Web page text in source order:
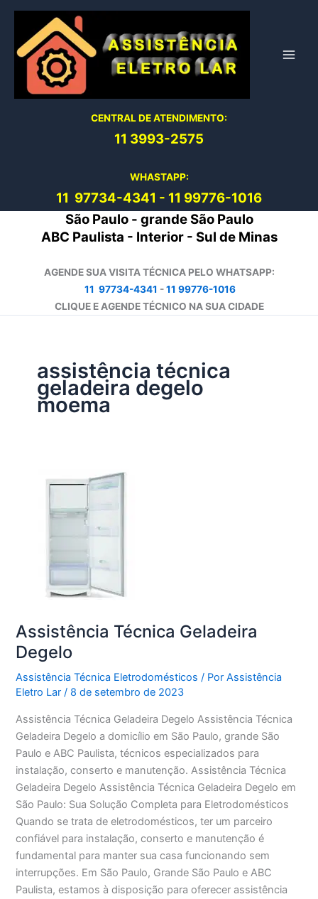
conteúdo
CENTRAL DE ATENDIMENTO:
11 3993-2575
WHASTAPP:
11 97734-4341 - 11 99776-1016
São Paulo - grande São Paulo
ABC Paulista - Interior - Sul de Minas
AGENDE SUA VISITA TÉCNICA PELO WHATSAPP:
11 97734-4341 -11 99776-1016
CLIQUE E AGENDE TÉCNICO NA SUA CIDADE
assistência técnica
geladeira degelo
moema
Assistência Técnica Geladeira
Degelo
Assistência Técnica Eletrodomésticos / PorAssistência
Eletro Lar/ 8 de setembro de 2023
Assistência Técnica Geladeira Degelo Assistência Técnica
Geladeira Degelo a domicílio em São Paulo, grande São
Paulo e ABC Paulista, técnicos especializados para
instalação, conserto e manutenção. Assistência Técnica
Geladeira Degelo Assistência Técnica Geladeira Degelo em
São Paulo: Sua Solução Completa para Eletrodomésticos
Quando se trata de eletrodomésticos, ter um parceiro
confiável para instalação, conserto e manutenção é
fundamental para manter sua casa funcionando sem
interrupções. Em São Paulo, Grande São Paulo e ABC
Paulista, estamos à disposição para oferecer assistência